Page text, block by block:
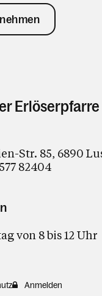
Str. 85, 6890
82404
von 8 bis 12 Uhr
Anmelden